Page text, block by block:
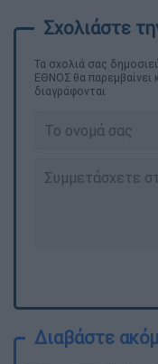
Τα σχολιά σας
ΕΘΝΟΣ θα παρεμβαίνει
διαγράφονται
Διαβάστε